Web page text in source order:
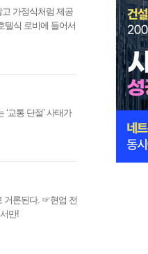
가정식처럼 제공
텔식 로비에 들어서
교통 단절’ 사태가
거론된다. ☞현업 전
만!